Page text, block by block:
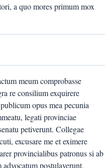
a quo mores primum mox
meum comprobasse
re consilium exquirere
opus mea pecunia
legati provinciae
petiverunt. Collegae
excusare me et eximere
provincialibus patronus si ab
postulaverunt,